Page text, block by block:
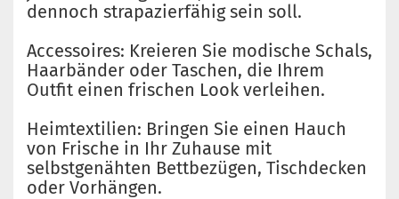
dennoch strapazierfähig sein soll.
Accessoires: Kreieren Sie modische Schals,
Haarbänder oder Taschen, die Ihrem
Outfit einen frischen Look verleihen.
Heimtextilien: Bringen Sie einen Hauch
von Frische in Ihr Zuhause mit
selbstgenähten Bettbezügen, Tischdecken
oder Vorhängen.